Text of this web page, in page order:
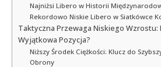
Najniżsi Libero w Historii
Rekordowo Niskie Libero w Siatkówce
Taktyczna Przewaga Niskiego Wzrostu:
Wyjątkowa Pozycja?
Niższy Środek Ciężkości: Klucz do
Obrony